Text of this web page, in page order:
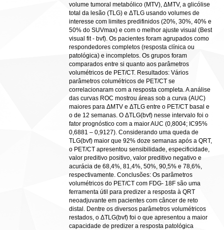
volume tumoral metabólico (MTV), ΔMTV, a glicólise
total da lesão (TLG) e ΔTLG usando volumes de
interesse com limites predifinidos (20%, 30%, 40% e
50% do SUVmax) e com o melhor ajuste visual (Best
visual fit - bvf). Os pacientes foram agrupados como
respondedores completos (resposta clínica ou
patológica) e incompletos. Os grupos foram
comparados entre si quanto aos parâmetros
volumétricos de PET/CT. Resultados: Vários
parâmetros columétricos de PET/CT se
correlacionaram com a resposta completa. A análise
das curvas ROC mostrou áreas sob a curva (AUC)
maiores para ΔMTV e ΔTLG entre o PET/CT basal e
o de 12 semanas. O ΔTLG(bvf) nesse intervalo foi o
fator prognóstico com a maior AUC (0,8004; IC95%
0,6881 – 0,9127). Considerando uma queda de
TLG(bvf) maior que 92% doze semanas após a QRT,
o PET/CT apresentou sensibilidade, especificidade,
valor preditivo positivo, valor preditivo negativo e
acurácia de 68,4%, 81,4%, 50%, 90,5% e 78,6%,
respectivamente. Conclusões: Os parâmetros
volumétricos do PET/CT com FDG- 18F são uma
ferramenta útil para predizer a resposta à QRT
neoadjuvante em pacientes com câncer de reto
distal. Dentre os diversos parâmetros volumétricos
restados, o ΔTLG(bvf) foi o que apresentou a maior
capacidade de predizer a resposta patológica